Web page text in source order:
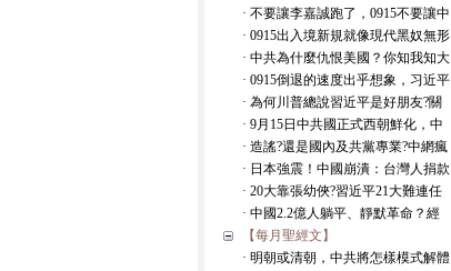
· 不要讓李嘉誠跑了，0915不要讓中
· 0915出入境新規就像現代黑奴無形
· 中共為什麼仇恨美國？你知我知大
· 0915倒退的速度出乎想象，习近平
· 為何川普總說習近平是好朋友?關
· 9月15日中共國正式西朝鮮化，中
· 造謠?還是國內及共黨專業?中網瘋
· 日本強震！中國崩潰：台灣人捐款
· 20大靠張幼俠?習近平21大難連任
· 中國2.2億人躺平、靜默革命？經
【每月聖經文】
· 明朝或清朝，中共將怎樣模式解體